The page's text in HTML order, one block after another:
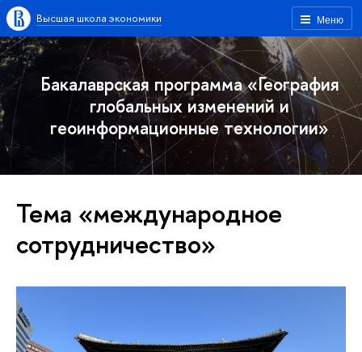
Меню
Высшая школа экономики
Бакалаврская программа «География
глобальных изменений и
геоинформационные технологии»
Тема «международное
сотрудничество»